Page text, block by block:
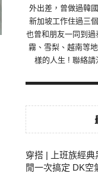
外出差，曾做過韓
新加坡工作住過三
也曾和朋友一同到
霧、雪梨、越南等
樣的人生 ! 聯絡請
穿搭 | 上班族經
閒一次搞定 DK空